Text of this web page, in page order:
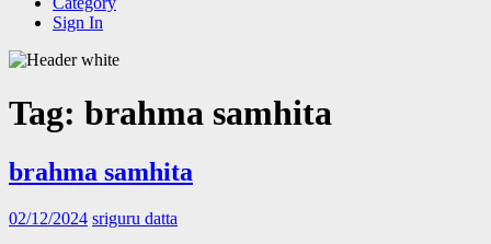
Sign In
Tag: brahma samhita
brahma samhita
02/12/2024 sriguru datta